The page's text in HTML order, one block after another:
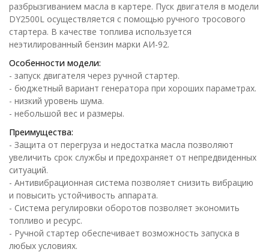
разбрызгиванием масла в картере. Пуск двигателя в модели
DY2500L осуществляется с помощью ручного тросового
стартера. В качестве топлива используется
неэтилированный бензин марки АИ-92.
Особенности модели:
- запуск двигателя через ручной стартер.
- бюджетный вариант генератора при хороших параметрах.
- низкий уровень шума.
- небольшой вес и размеры.
Преимущества:
- Защита от перегруза и недостатка масла позволяют
увеличить срок службы и предохраняет от непредвиденных
ситуаций.
- Антивибрационная система позволяет снизить вибрацию
и повысить устойчивость аппарата.
- Система регулировки оборотов позволяет экономить
топливо и ресурс.
- Ручной стартер обеспечивает возможность запуска в
любых условиях.